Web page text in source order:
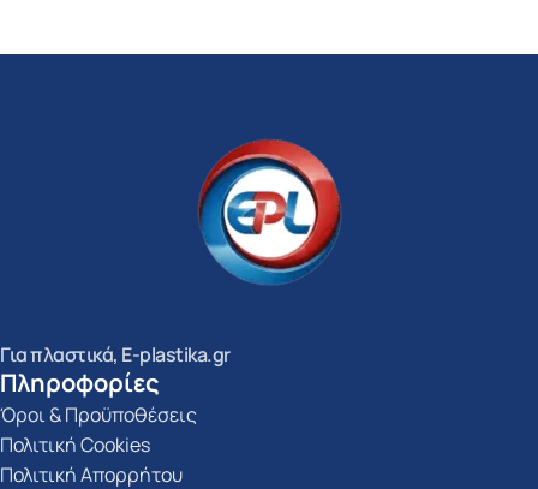
Για πλαστικά, E-plastika.gr
Πληροφορίες
Όροι & Προϋποθέσεις
Πολιτική Cookies
Πολιτική Απορρήτου